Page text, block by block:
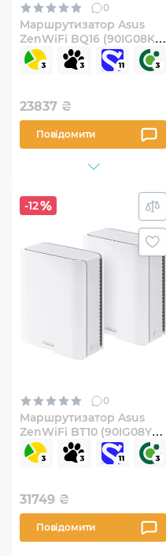
0
Маршрутизатор Asus
ZenWiFi BQ16 (90IG08K0-
MO3N0V)
23837 ₴
Повідомити
-12
0
Маршрутизатор Asus
ZenWiFi BT10 (90IG08Y0-
MO3C40) 2-pack
31749 ₴
Повідомити